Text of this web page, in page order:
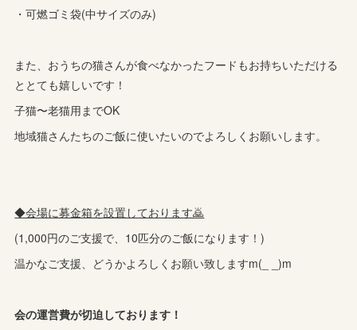
・可燃ゴミ袋(中サイズのみ)
また、おうちの猫さんが食べなかったフードもお持ちいただける
ととても嬉しいです！
子猫〜老猫用までOK
地域猫さんたちのご飯に使いたいのでよろしくお願いします。
◆会場に募金箱を設置しております🙇
(1,000円のご支援で、10匹分のご飯になります！)
温かなご支援、どうかよろしくお願い致しますm(_ _)m
会の運営費が切迫しております！